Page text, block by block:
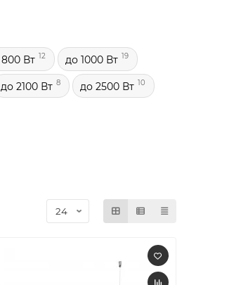
Вт 12 до 1000 Вт 19
до 2100 Вт 8 до 2500 Вт 10